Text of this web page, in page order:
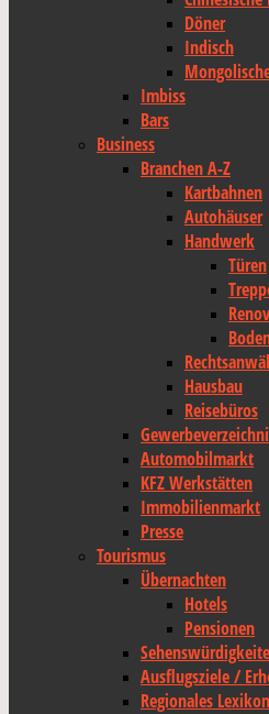
Döner
Indisch
Imbiss
Bars
Business
Branchen A-Z
Kartbahnen
Autohäuser
Handwerk
Türen
Hausbau
Reisebüros
Automobilmarkt
KFZ Werkstätten
Immobilienmarkt
Presse
Tourismus
Übernachten
Hotels
Pensionen
Ausflugsziele /
Regionales Lexikon